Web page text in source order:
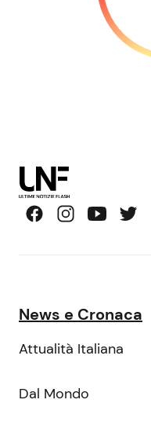
News e Cronaca
Attualità Italiana
Dal Mondo